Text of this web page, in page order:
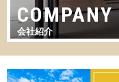
COMPANY
会社紹介